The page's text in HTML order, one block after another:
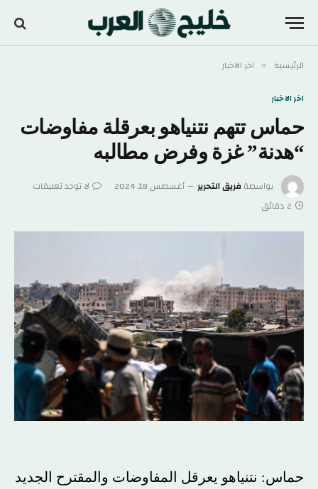
الرئيسية » اخر الاخبار
اخر الاخبار
حماس تتهم نتنياهو بعرقلة مفاوضات
“هدنة” غزة وفرض مطالبه
بواسطةفريق التحرير أغسطس 18, 2024
لا توجد تعليقات
2 دقائق
حماس: نتنياهو يعرقل المفاوضات والمقترح الجديد